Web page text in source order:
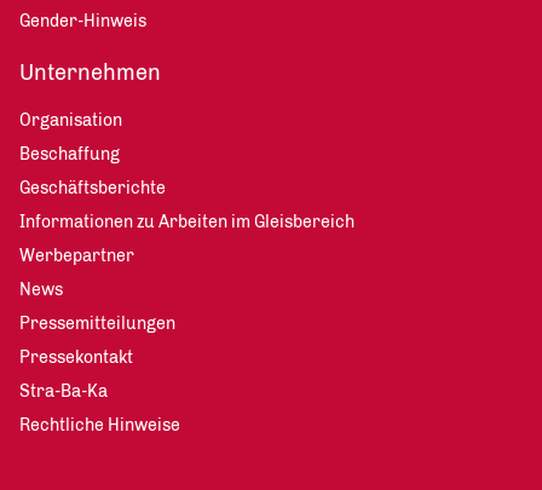
Gender-Hinweis
Unternehmen
Organisation
Beschaffung
Geschäftsberichte
Informationen zu Arbeiten im Gleisbereich
Werbepartner
News
Pressemitteilungen
Pressekontakt
Stra-Ba-Ka
Rechtliche Hinweise